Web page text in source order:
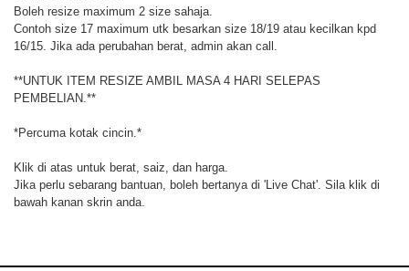
Boleh resize maximum 2 size sahaja.
Contoh size 17 maximum utk besarkan size 18/19 atau kecilkan kpd
16/15. Jika ada perubahan berat, admin akan call.
**UNTUK ITEM RESIZE AMBIL MASA 4 HARI SELEPAS
PEMBELIAN.**
*Percuma kotak cincin.*
Klik di atas untuk berat, saiz, dan harga.
Jika perlu sebarang bantuan, boleh bertanya di 'Live Chat'. Sila klik di
bawah kanan skrin anda.